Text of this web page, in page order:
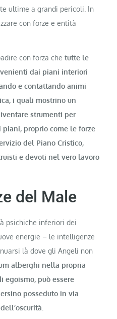
ultime a grandi pericoli. In
con forze e entità
con forza chetutte le
dai piani interiori
e contattando animi
i quali mostrino un
strumenti per
piani, proprio come le forze
del Piano Cristico,
e devoti nel vero lavoro
del Male
psichiche inferiori dei
energie – le intelligenze
là dove gli Angeli non
alberghi nella propria
egoismo, può essere
posseduto in via